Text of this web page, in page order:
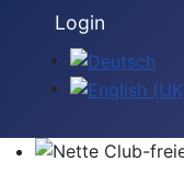
Login
Sprache auswählen